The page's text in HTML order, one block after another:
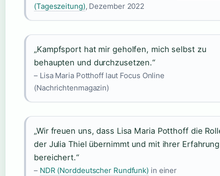
(Tageszeitung), Dezember 2022
„Kampfsport hat mir geholfen, mich selbst zu
behaupten und durchzusetzen.“
– Lisa Maria Potthoff laut Focus Online
(Nachrichtenmagazin)
„Wir freuen uns, dass Lisa Maria Potthoff die
der Julia Thiel übernimmt und mit ihrer Erfahrung
bereichert.“
– NDR (Norddeutscher Rundfunk) in einer